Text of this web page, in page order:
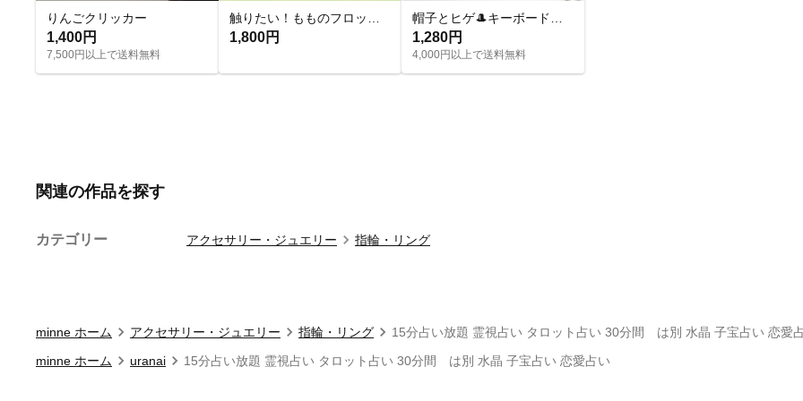
りんごクリッカー
1,400円
7,500円以上で送料無料
1,800円 1,280円
4,000円以上で送料無料
関連の作品を探す
カテゴリー アクセサリー・ジュエリー 指輪・リング
minne ホーム アクセサリー・ジュエリー 指輪・リング
15分占い放題 霊視占い タロット占い 30分間 は別 水晶 子宝占い 恋愛
minne ホーム
uranai 15分占い放題 霊視占い タロット占い 30分間 は別 水晶 子宝占い 恋愛占い